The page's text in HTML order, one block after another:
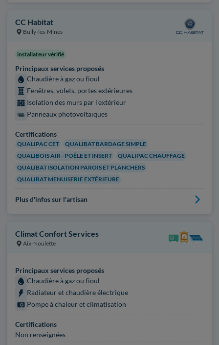
CC Habitat
Bully-les-Mines
installateur vérifié
Principaux services proposés
Chaudière à gaz ou fioul
Fenêtres, volets, portes extérieures
Isolation des murs par l'extérieur
Panneaux photovoltaïques
Certifications
QUALIPAC CET
QUALIBAT BARDAGE SIMPLE
QUALIBOIS AIR - POÊLE ET INSERT
QUALIPAC CHAUFFAGE
QUALIBAT ISOLATION PAROIS ET PLANCHERS
QUALIBAT MENUISERIE EXTÉRIEURE
Plus d'infos sur l'artisan
Climat Confort Services
Aix-Noulette
Principaux services proposés
Chaudière à gaz ou fioul
Radiateur et chaudière électrique
Pompe à chaleur et climatisation
Certifications
Non renseignées